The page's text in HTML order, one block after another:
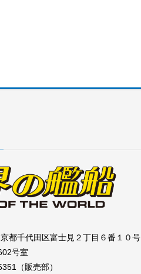
都千代田区富士見２丁目６番１０号
号室
（販売部）